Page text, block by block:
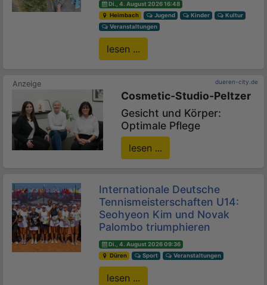
Di., 4. August 2026 16:48
Heimbach
Jugend Kinder
Kultur
Veranstaltungen
lesen ...
dueren-city.de
Cosmetic-Studio-Peltzer
Gesicht und Körper:
Optimale Pflege
lesen ...
Internationale Deutsche
Tennismeisterschaften U14:
Seohyeon Kim und Novak
Palombo triumphieren
Di., 4. August 2026 09:36
Düren
Sport Veranstaltungen
lesen ...